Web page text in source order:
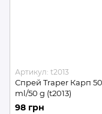
Артикул: t2013
Спрей Traper Карп 50
ml/50 g (t2013)
98 грн